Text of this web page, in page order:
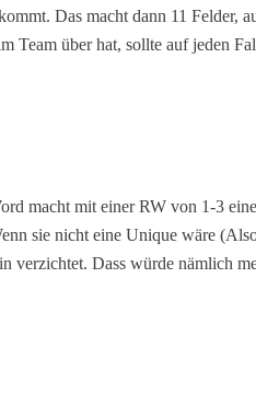
Das macht dann 11 Felder,
Team über hat, sollte auf jeden
macht mit einer RW von 1-3
sie nicht eine Unique wäre
verzichtet. Dass würde nämlich